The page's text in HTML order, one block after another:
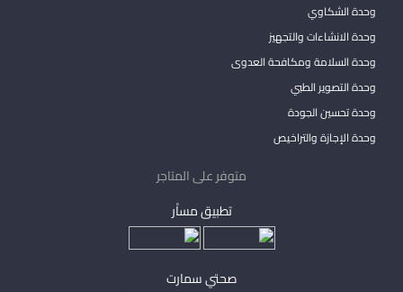
وحدة الشكاوي
وحدة الانشاءات والتجهيز
وحدة السلامة ومكافحة العدوى
وحدة التصوير الطبي
وحدة تحسين الجودة
وحدة الإجازة والتراخيص
متوفر على المتاجر
تطبيق مساْر
صحتي سمارت